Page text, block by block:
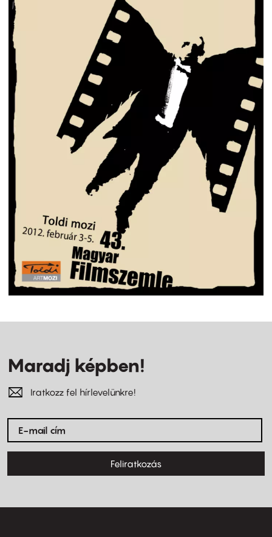
Maradj képben!
Iratkozz fel hírlevelünkre!
Feliratkozás